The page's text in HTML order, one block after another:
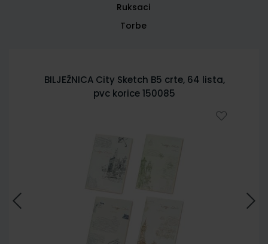
Ruksaci
Torbe
BILJEŽNICA City Sketch B5 crte, 64 lista,
pvc korice 150085